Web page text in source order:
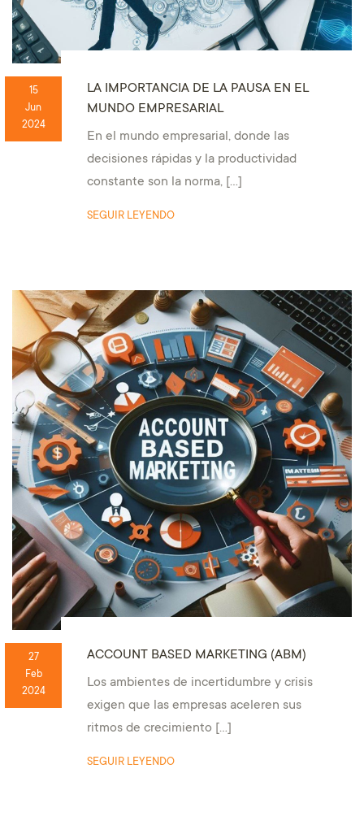
15
Jun
2024
LA IMPORTANCIA DE LA PAUSA EN EL
MUNDO EMPRESARIAL
En el mundo empresarial, donde las
decisiones rápidas y la productividad
constante son la norma, […]
SEGUIR LEYENDO
27
Feb
2024
ACCOUNT BASED MARKETING (ABM)
Los ambientes de incertidumbre y crisis
exigen que las empresas aceleren sus
ritmos de crecimiento […]
SEGUIR LEYENDO